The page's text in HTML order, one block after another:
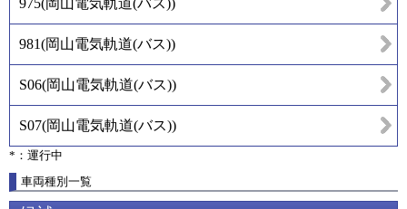
975( 岡山電気軌道(バス))
981(岡山電気軌道(バス))
S06(岡山電気軌道(バス))
S07(岡山電気軌道(バス))
*：運行中
車両種別一覧